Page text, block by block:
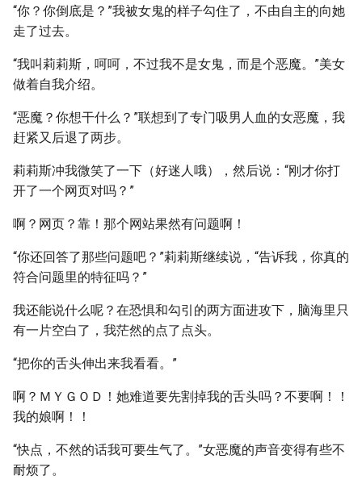
“你？你倒底是？”我被女鬼的样子勾住了，不由自主的向她
走了过去。
“我叫莉莉斯，呵呵，不过我不是女鬼，而是个恶魔。”美女
做着自我介绍。
“恶魔？你想干什么？”联想到了专门吸男人血的女恶魔，我
赶紧又后退了两步。
莉莉斯冲我微笑了一下（好迷人哦），然后说：“刚才你打
开了一个网页对吗？”
啊？网页？靠！那个网站果然有问题啊！
“你还回答了那些问题吧？”莉莉斯继续说，“告诉我，你真的
符合问题里的特征吗？”
我还能说什么呢？在恐惧和勾引的两方面进攻下，脑海里只
有一片空白了，我茫然的点了点头。
“把你的舌头伸出来我看看。”
啊？ＭＹＧＯＤ！她难道要先割掉我的舌头吗？不要啊！！
我的娘啊！！
“快点，不然的话我可要生气了。”女恶魔的声音变得有些不
耐烦了。